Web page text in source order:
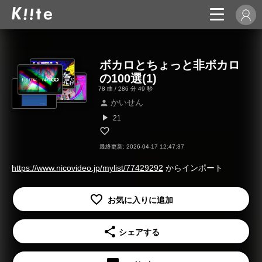
ボカロとちょっと非ボカロ
の100選(1)
78 曲 / 286 分 49 秒
person かいせん
play_arrow 21
最終更新: 2026-04-17 12:47:37
https://www.nicovideo.jp/mylist/77429292 からインポート
share シェアする